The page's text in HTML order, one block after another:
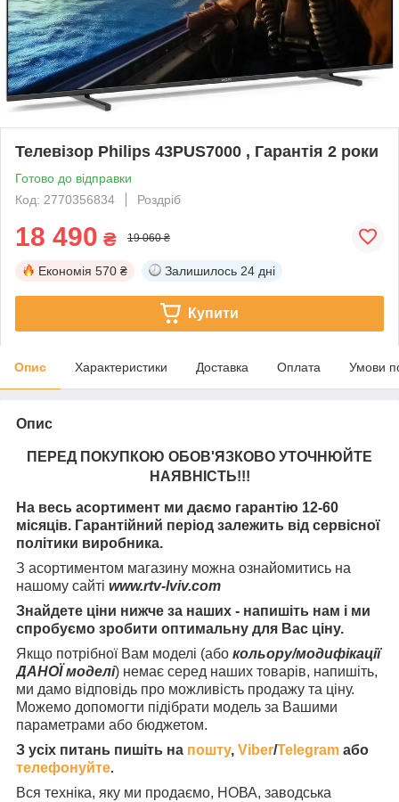
Телевізор Philips 43PUS7000 , Гарантія 2 роки
Готово до відправки
Код: 2770356834
Роздріб
18 490 ₴ 19 060 ₴
Економія 570 ₴ Залишилось 24 дні
Купити
Опис Характеристики Доставка Оплата Умови
Опис
ПЕРЕД ПОКУПКОЮ ОБОВ'ЯЗКОВО УТОЧНЮЙТЕ
НАЯВНІСТЬ!!!
На весь асортимент ми даємо гарантію 12-60
місяців. Гарантійний період залежить від сервісної
політики виробника.
З асортиментом магазину можна ознайомитись на
нашому сайті www.rtv-lviv.com
Знайдете ціни нижче за наших - напишіть нам і ми
спробуємо зробити оптимальну для Вас ціну.
Якщо потрібної Вам моделі (або кольору/модифікації
ДАНОЇ моделі) немає серед наших товарів, напишіть,
ми дамо відповідь про можливість продажу та ціну.
Можемо допомогти підібрати модель за Вашими
параметрами або бюджетом.
З усіх питань пишіть на пошту, Viber/Telegram або
телефонуйте.
Вся техніка, яку ми продаємо, НОВА, заводська